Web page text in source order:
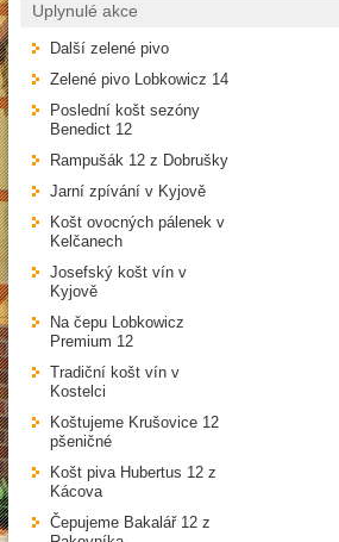
Uplynulé akce
Další zelené pivo
Zelené pivo Lobkowicz 14
Poslední košt sezóny
Benedict 12
Rampušák 12 z Dobrušky
Jarní zpívání v Kyjově
Košt ovocných pálenek v
Kelčanech
Josefský košt vín v
Kyjově
Na čepu Lobkowicz
Premium 12
Tradiční košt vín v
Kostelci
Koštujeme Krušovice 12
pšeničné
Košt piva Hubertus 12 z
Kácova
Čepujeme Bakalář 12 z